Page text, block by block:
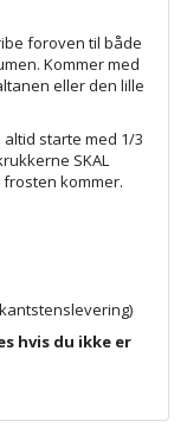
foroven til både
Kommer med
eller den lille
starte med 1/3
SKAL
kommer.
hvis du ikke er